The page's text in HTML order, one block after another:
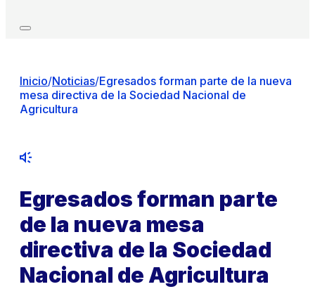
Inicio/Noticias/Egresados forman parte de la nueva
mesa directiva de la Sociedad Nacional de
Agricultura
Egresados forman parte
de la nueva mesa
directiva de la Sociedad
Nacional de Agricultura